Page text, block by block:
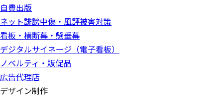
自費出版
ネット誹謗中傷・風評被害対策
看板・横断幕・懸垂幕
デジタルサイネージ（電子看板）
ノベルティ・販促品
広告代理店
デザイン制作